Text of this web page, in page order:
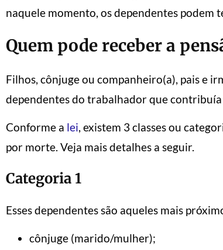
naquele momento, os dependentes podem
Quem pode receber a
Filhos, cônjuge ou companheiro(a), pais e
dependentes do trabalhador que
Conforme a lei, existem 3 classes ou
por morte. Veja mais detalhes a seguir.
Categoria 1
Esses dependentes são aqueles mais
cônjuge (marido/mulher);